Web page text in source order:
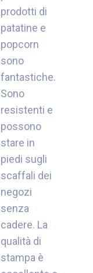
prodotti di
patatine e
popcorn
sono
fantastiche.
Sono
resistenti e
possono
stare in
piedi sugli
scaffali dei
negozi
senza
cadere. La
qualità di
stampa è